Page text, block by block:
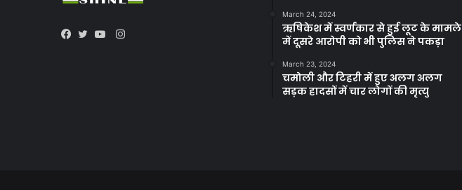
Instagram
March 24, 2024
ऋषिकेश में स्वर्णकार से हुई लूट के मामले
में दूसरे आरोपी को भी पुलिस ने पकड़ा
March 23, 2024
चमोली और टिहरी में हुए अलग अलग
सड़क हादसों में चार लोगों की मृत्यु